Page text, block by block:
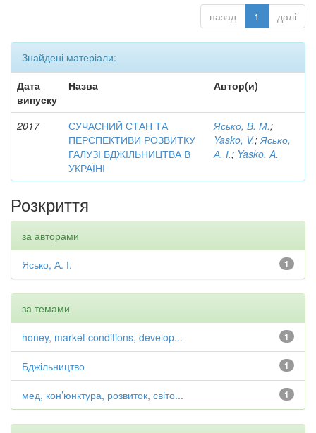
назад 1 далі
Знайдені матеріали:
Дата
випуску
Назва Автор(и)
2017
СУЧАСНИЙ СТАН ТА
ПЕРСПЕКТИВИ РОЗВИТКУ
ГАЛУЗІ БДЖІЛЬНИЦТВА В
УКРАЇНІ
Ясько, В. М.;
Yasko, V.; Ясько,
А. І.; Yasko, A.
Розкриття
за авторами
1
Ясько, А. І.
за темами
1
honey, market conditions, develop...
1
Бджільництво
1
мед, кон’юнктура, розвиток, світо...